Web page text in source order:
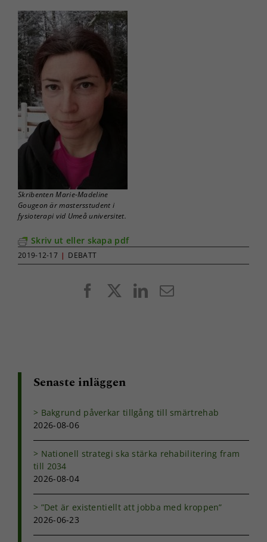
Skribenten Marie-Madeline
Gougeon är mastersstudent i
fysioterapi vid Umeå universitet.
Skriv ut eller skapa pdf
2019-12-17 | DEBATT
FacebookLinkedIn
E-
Senaste inläggen
Bakgrund påverkar tillgång till smärtrehab
2026-08-06
Nationell strategi ska stärka rehabilitering fram
till 2034
2026-08-04
”Det är existentiellt att jobba med kroppen”
2026-06-23
välja bort. De
över huvud
taget ska
Statistik